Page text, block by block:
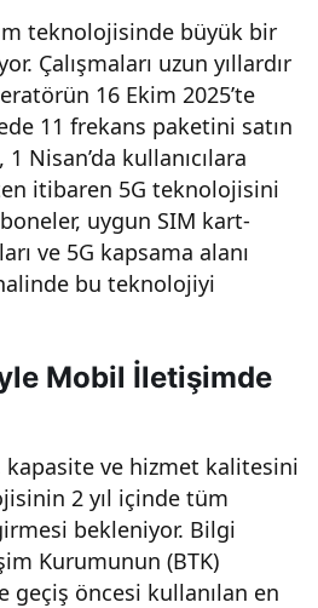
teknolojisinde büyük bir
Çalışmaları uzun yıllardır
16 Ekim 2025’te
11 frekans paketini satın
Nisan’da kullanıcılara
itibaren 5G teknolojisini
uygun SIM kart-
ve 5G kapsama alanı
bu teknolojiyi
Mobil İletişimde
kapasite ve hizmet kalitesini
2 yıl içinde tüm
bekleniyor. Bilgi
Kurumunun (BTK)
geçiş öncesi kullanılan en